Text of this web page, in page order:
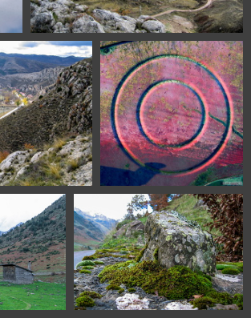
0132 Aliaga Teruel Spain
Spain 0189